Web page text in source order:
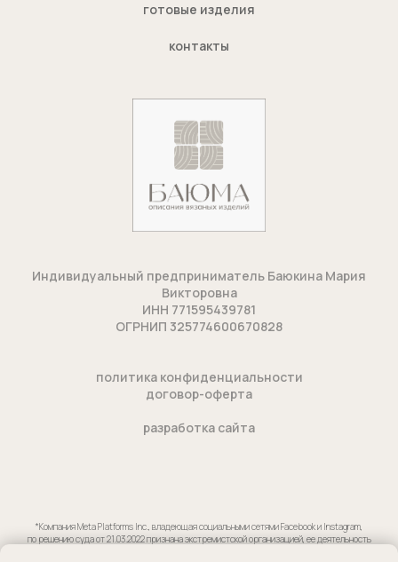
готовые изделия
контакты
Индивидуальный предприниматель Баюкина Мария
Викторовна
ИНН 771595439781
ОГРНИП 325774600670828
политика конфиденциальности
договор-оферта
разработка сайта
*Компания Meta Platforms Inc., владеющая социальными сетями Facebook и Instagram,
по решению суда от 21.03.2022 признана экстремистской организацией, ее деятельность